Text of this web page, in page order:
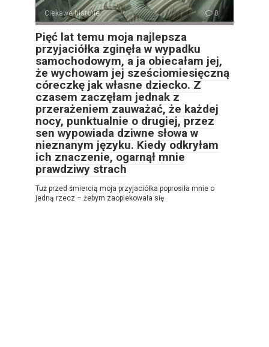
Ciekawe historie 0
Pięć lat temu moja najlepsza
przyjaciółka zginęła w wypadku
samochodowym, a ja obiecałam jej,
że wychowam jej sześciomiesięczną
córeczkę jak własne dziecko. Z
czasem zaczęłam jednak z
przerażeniem zauważać, że każdej
nocy, punktualnie o drugiej, przez
sen wypowiada dziwne słowa w
nieznanym języku. Kiedy odkryłam
ich znaczenie, ogarnął mnie
prawdziwy strach
Tuż przed śmiercią moja przyjaciółka poprosiła mnie o
jedną rzecz – żebym zaopiekowała się